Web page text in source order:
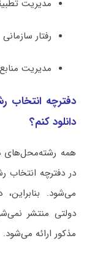
ﻣﺪﻳﺮﻳﺖ
رﻓﺘﺎر ﺳﺎزﻣﺎنی
ﻣﺪﻳﺮﻳﺖ
دفترچه انتخاب
دانلود کنم؟
همه
در دفترچه انتخاب
می‌شود.
دولتی منتشر
مذکور ارائه می‌شود.